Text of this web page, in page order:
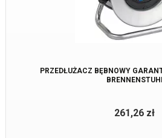
PRZEDŁUŻACZ BĘBNOWY
261,26 zł